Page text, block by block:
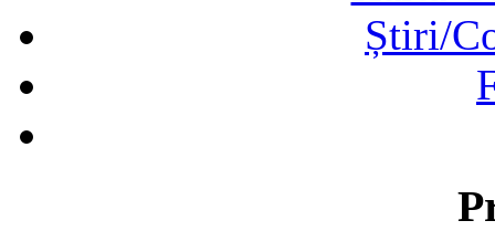
Știri/